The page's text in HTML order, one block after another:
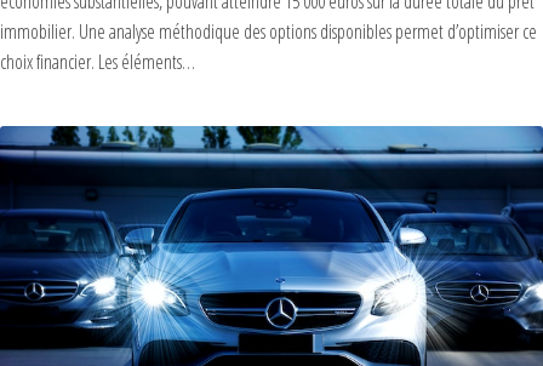
immobilier. Une analyse méthodique des options disponibles permet d’optimiser ce
choix financier. Les éléments…